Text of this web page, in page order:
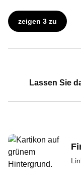
zeigen 3 zu
Lassen Sie